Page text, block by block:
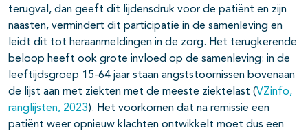
terugval, dan geeft dit lijdensdruk voor de patiënt en zijn
naasten, vermindert dit participatie in de samenleving en
leidt dit tot heraanmeldingen in de zorg. Het terugkerende
beloop heeft ook grote invloed op de samenleving: in de
leeftijdsgroep 15-64 jaar staan angststoornissen bovenaan
de lijst aan met ziekten met de meeste ziektelast (VZinfo,
ranglijsten, 2023). Het voorkomen dat na remissie een
patiënt weer opnieuw klachten ontwikkelt moet dus een